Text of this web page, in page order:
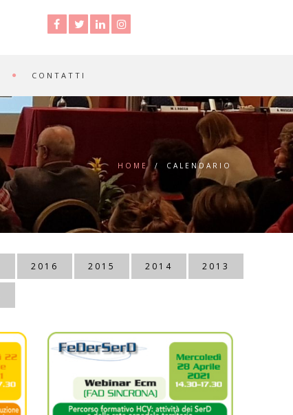
CONTATTI
HOME / CALENDARIO
2016 2015 2014 2013